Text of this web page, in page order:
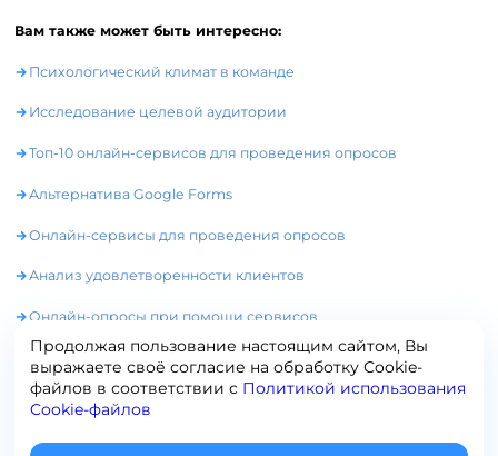
Вам также может быть интересно:
Психологический климат в команде
Исследование целевой аудитории
Топ-10 онлайн-сервисов для проведения опросов
Альтернатива Google Forms
Онлайн-сервисы для проведения опросов
Анализ удовлетворенности клиентов
Онлайн-опросы при помощи сервисов
Продолжая пользование настоящим сайтом, Вы
выражаете своё согласие на обработку Сookie-
файлов в соответствии с Политикой использования
Cookie-файлов